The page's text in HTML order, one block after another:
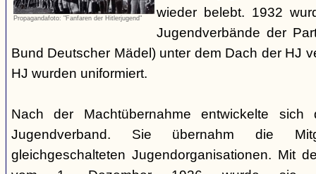
Propagandafoto: "Fanfaren der Hitlerjugend"
wieder belebt. 1932
Jugendverbände der
Bund Deutscher Mädel) unter dem Dach der HJ
HJ wurden uniformiert.
Nach der Machtübernahme entwickelte
Jugendverband. Sie übernahm die
gleichgeschalteten Jugendorganisationen. Mit